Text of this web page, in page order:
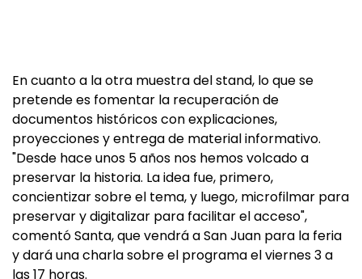
En cuanto a la otra muestra del stand, lo que se
pretende es fomentar la recuperación de
documentos históricos con explicaciones,
proyecciones y entrega de material informativo.
"Desde hace unos 5 años nos hemos volcado a
preservar la historia. La idea fue, primero,
concientizar sobre el tema, y luego, microfilmar para
preservar y digitalizar para facilitar el acceso",
comentó Santa, que vendrá a San Juan para la feria
y dará una charla sobre el programa el viernes 3 a
las 17 horas.